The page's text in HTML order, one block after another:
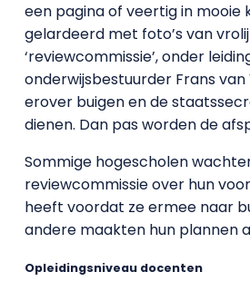
een pagina of veertig in mooie
gelardeerd met foto’s van
‘reviewcommissie’, onder
onderwijsbestuurder Frans van
erover buigen en de
dienen. Dan pas worden de
Sommige hogescholen
reviewcommissie over hun
heeft voordat ze ermee naar
andere maakten hun plannen
Opleidingsniveau docenten